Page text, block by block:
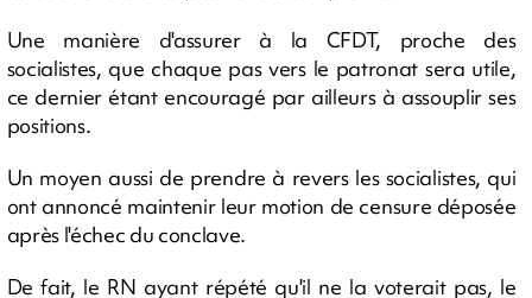
Une manière d'assurer à la CFDT, proche des
socialistes, que chaque pas vers le patronat sera utile,
ce dernier étant encouragé par ailleurs à assouplir ses
positions.
Un moyen aussi de prendre à revers les socialistes, qui
ont annoncé maintenir leur motion de censure déposée
après l'échec du conclave.
De fait, le RN ayant répété qu'il ne la voterait pas, le